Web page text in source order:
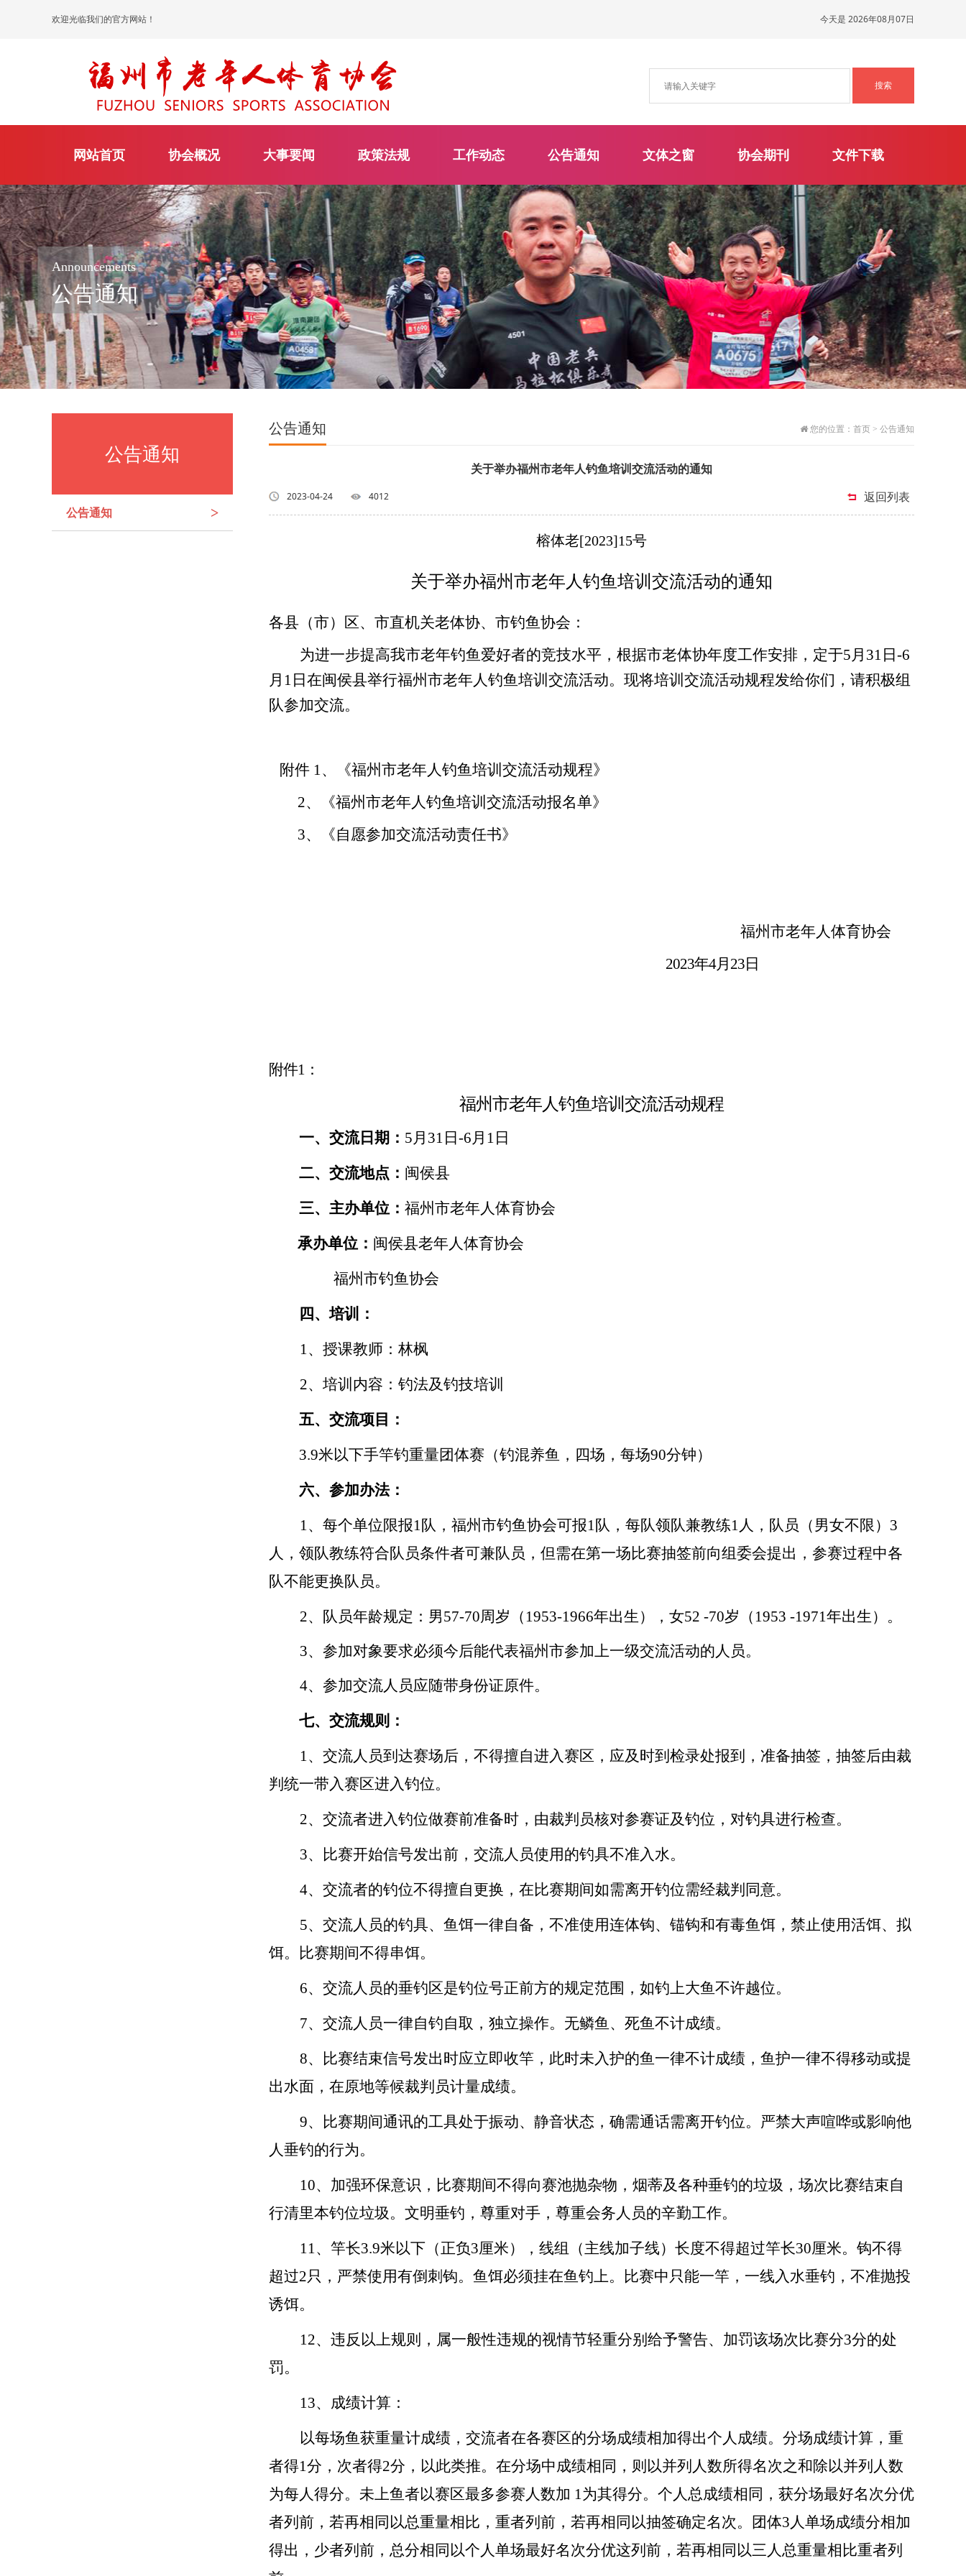
欢迎光临我们的官方网站！ 今天是 2026年08月07日
网站首页 协会概况 大事要闻 政策法规 工作动态 公告通知 文体之窗 协会期刊 文件下载
Announcements
公告通知
公告通知
公告通知 >
公告通知 您的位置： 首页 > 公告通知
关于举办福州市老年人钓鱼培训交流活动的通知
2023-04-24 4012 返回列表
榕体老[2023]15号
关于举办福州市老年人钓鱼培训交流活动的通知
各县（市）区、市直机关老体协、市钓鱼协会：
为进一步提高我市老年钓鱼爱好者的竞技水平，根据市老体协年度工作安排，定于5月31日-6
月1日在闽侯县举行福州市老年人钓鱼培训交流活动。现将培训交流活动规程发给你们，请积极组
队参加交流。
附件 1、《福州市老年人钓鱼培训交流活动规程》
2、《福州市老年人钓鱼培训交流活动报名单》
3、《自愿参加交流活动责任书》
福州市老年人体育协会
2023年4月23日
附件1：
福州市老年人钓鱼培训交流活动规程
一、交流日期： 5月31日-6月1日
二、交流地点： 闽侯县
三、主办单位： 福州市老年人体育协会
承办单位： 闽侯县老年人体育协会
福州市钓鱼协会
四、培训：
1、授课教师：林枫
2、培训内容：钓法及钓技培训
五、交流项目：
3.9米以下手竿钓重量团体赛（钓混养鱼，四场，每场90分钟）
六、参加办法：
1、每个单位限报1队，福州市钓鱼协会可报1队，每队领队兼教练1人，队员（男女不限）3
人，领队教练符合队员条件者可兼队员，但需在第一场比赛抽签前向组委会提出，参赛过程中各
队不能更换队员。
2、队员年龄规定：男57-70周岁（1953-1966年出生），女52 -70岁（1953 -1971年出生）。
3、参加对象要求必须今后能代表福州市参加上一级交流活动的人员。
4、参加交流人员应随带身份证原件。
七、交流规则：
1、交流人员到达赛场后，不得擅自进入赛区，应及时到检录处报到，准备抽签，抽签后由裁
判统一带入赛区进入钓位。
2、交流者进入钓位做赛前准备时，由裁判员核对参赛证及钓位，对钓具进行检查。
3、比赛开始信号发出前，交流人员使用的钓具不准入水。
4、交流者的钓位不得擅自更换，在比赛期间如需离开钓位需经裁判同意。
5、交流人员的钓具、鱼饵一律自备，不准使用连体钩、锚钩和有毒鱼饵，禁止使用活饵、拟
饵。比赛期间不得串饵。
6、交流人员的垂钓区是钓位号正前方的规定范围，如钓上大鱼不许越位。
7、交流人员一律自钓自取，独立操作。无鳞鱼、死鱼不计成绩。
8、比赛结束信号发出时应立即收竿，此时未入护的鱼一律不计成绩，鱼护一律不得移动或提
出水面，在原地等候裁判员计量成绩。
9、比赛期间通讯的工具处于振动、静音状态，确需通话需离开钓位。严禁大声喧哗或影响他
人垂钓的行为。
10、加强环保意识，比赛期间不得向赛池抛杂物，烟蒂及各种垂钓的垃圾，场次比赛结束自
行清里本钓位垃圾。文明垂钓，尊重对手，尊重会务人员的辛勤工作。
11、竿长3.9米以下（正负3厘米），线组（主线加子线）长度不得超过竿长30厘米。钩不得
超过2只，严禁使用有倒刺钩。鱼饵必须挂在鱼钓上。比赛中只能一竿，一线入水垂钓，不准抛投
诱饵。
12、违反以上规则，属一般性违规的视情节轻重分别给予警告、加罚该场次比赛分3分的处
罚。
13、成绩计算：
以每场鱼获重量计成绩，交流者在各赛区的分场成绩相加得出个人成绩。分场成绩计算，重
者得1分，次者得2分，以此类推。在分场中成绩相同，则以并列人数所得名次之和除以并列人数
为每人得分。未上鱼者以赛区最多参赛人数加 1为其得分。个人总成绩相同，获分场最好名次分优
者列前，若再相同以总重量相比，重者列前，若再相同以抽签确定名次。团体3人单场成绩分相加
得出，少者列前，总分相同以个人单场最好名次分优这列前，若再相同以三人总重量相比重者列